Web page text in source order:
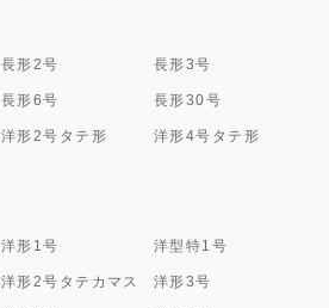
長形2号 長形3号
長形6号 長形30号
洋形2号タテ形 洋形4号タテ形
洋形1号 洋型特1号
洋形2号タテカマス 洋形3号